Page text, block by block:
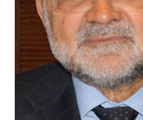
συνεχίζεται